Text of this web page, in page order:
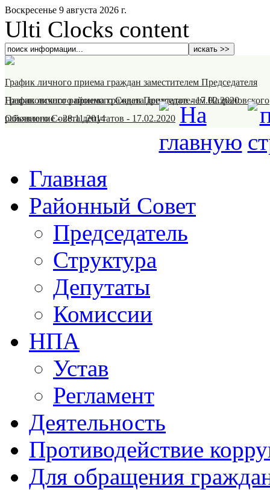
Воскресенье 9 августа 2026 г.
Ulti Clocks content
График личного приема граждан заместителем Председателя
Назрановского районного Совета депутатов-17.02.2020
График личного приема граждан Председателем Назрановского
районного Совета депутатов - 17.02.2020
Объявление-28.11.2014
Главная
Районный Совет
Председатель
Структура
Депутаты
Комиссии
НПА
Устав
Регламент
Деятельность
Противодействие
Для обращения